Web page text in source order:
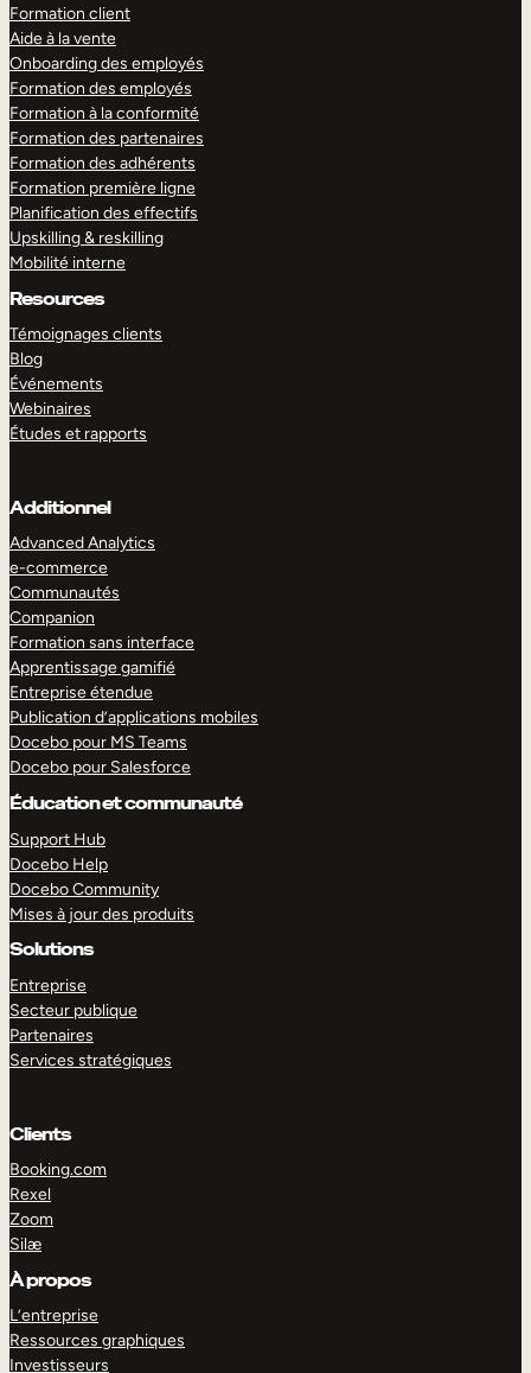
Formation client
Aide à la vente
Onboarding des employés
Formation des employés
Formation à la conformité
Formation des partenaires
Formation des adhérents
Formation première ligne
Planification des effectifs
Upskilling & reskilling
Mobilité interne
Resources
Témoignages clients
Blog
Événements
Webinaires
Études et rapports
Additionnel
Advanced Analytics
e-commerce
Communautés
Companion
Formation sans interface
Apprentissage gamifié
Entreprise étendue
Publication d’applications mobiles
Docebo pour MS Teams
Docebo pour Salesforce
Éducation et communauté
Support Hub
Docebo Help
Docebo Community
Mises à jour des produits
Solutions
Entreprise
Secteur publique
Partenaires
Services stratégiques
Clients
Booking.com
Rexel
Zoom
Silæ
À propos
L’entreprise
Ressources graphiques
Investisseurs